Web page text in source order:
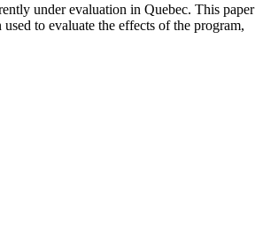
under evaluation in Quebec. This paper
to evaluate the effects of the program,